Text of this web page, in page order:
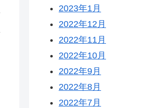
2023年1月
2022年12月
2022年11月
2022年10月
2022年9月
2022年8月
2022年7月